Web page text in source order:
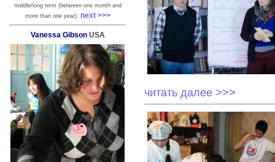
middle/long term (between one month and
more than one year). next >>>
Vanessa GibsonUSA
читать далее >>>